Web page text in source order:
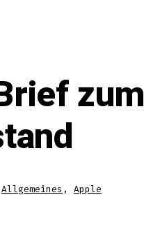
zum
Allgemeines , Apple